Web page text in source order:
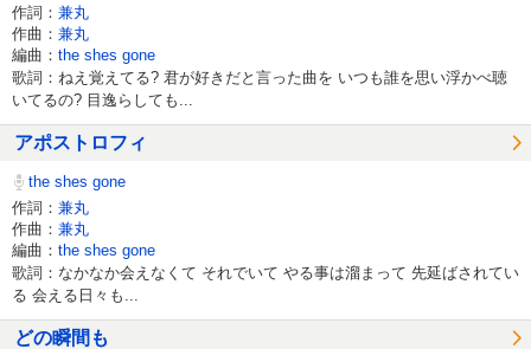
作詞： 兼丸
作曲： 兼丸
編曲： the shes gone
歌詞：ねえ覚えてる? 君が好きだと言った曲を いつも誰を思い浮かべ聴
いてるの? 目逸らしても...
アポストロフィ
the shes gone
作詞： 兼丸
作曲： 兼丸
編曲： the shes gone
歌詞：なかなか会えなくて それでいて やる事は溜まって 先延ばされてい
る 会える日々も...
どの瞬間も